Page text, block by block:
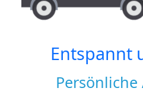
Entspannt